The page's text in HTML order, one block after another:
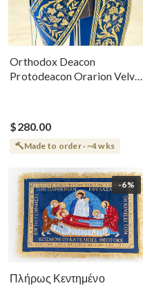
Orthodox Deacon
Protodeacon Orarion Velvet
$280.00
Made to order · ~4 wks
-6%
Πλήρως Κεντημένο